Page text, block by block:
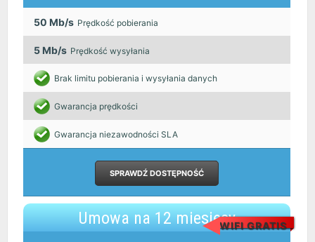
50 Mb/s Prędkość pobierania
5 Mb/s Prędkość wysyłania
Brak limitu pobierania i wysyłania danych
Gwarancja prędkości
Gwarancja niezawodności SLA
SPRAWDŹ DOSTĘPNOŚĆ
WIFI GRATIS
Umowa na 12 miesięcy